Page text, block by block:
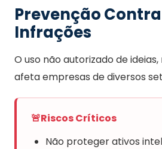
Prevenção
Infrações
O uso não autorizado de
afeta empresas de diversos
🚨Riscos Críticos
Não proteger ativos